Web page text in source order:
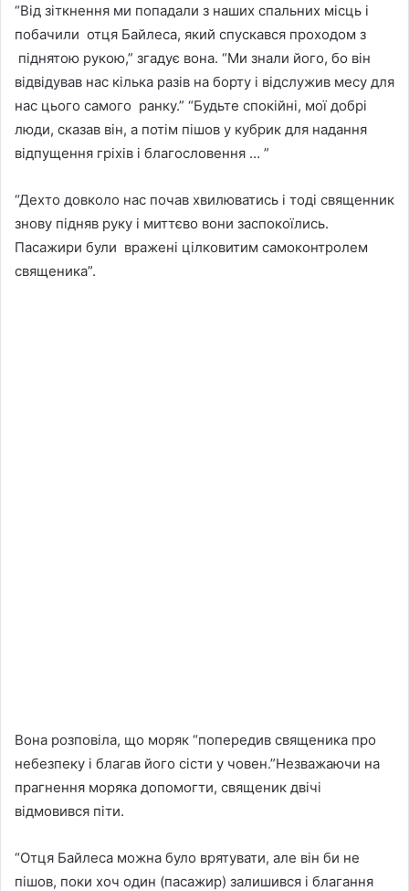
“Від зіткнення ми попадали з наших спальних місць і
побачили отця Байлеса, який спускався проходом з
піднятою рукою,” згадує вона. “Ми знали його, бо він
відвідував нас кілька разів на борту і відслужив месу для
нас цього самого ранку.” “Будьте спокійні, мої добрі
люди, сказав він, а потім пішов у кубрик для надання
відпущення гріхів і благословення … ”
“Дехто довколо нас почав хвилюватись і тоді священник
знову підняв руку і миттєво вони заспокоїлись.
Пасажири були вражені цілковитим самоконтролем
священика”.
Вона розповіла, що моряк “попередив священика про
небезпеку і благав його сісти у човен.”Незважаючи на
прагнення моряка допомогти, священик двічі
відмовився піти.
“Отця Байлеса можна було врятувати, але він би не
пішов, поки хоч один (пасажир) залишився і благання